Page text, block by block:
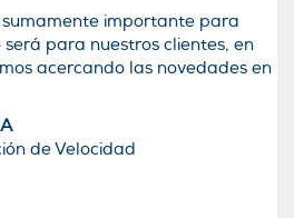
sumamente importante para
para nuestros clientes, en
acercando las novedades en
de Velocidad